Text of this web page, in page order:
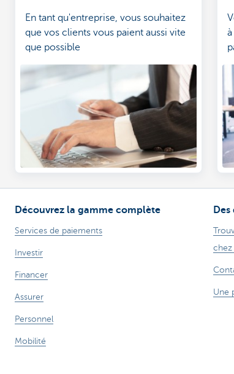
En tant qu'entreprise, vous souhaitez
que vos clients vous paient aussi vite
que possible
Découvrez la gamme complète
Services de paiements
Investir
Financer
Assurer
Personnel
Mobilité
chez
Une